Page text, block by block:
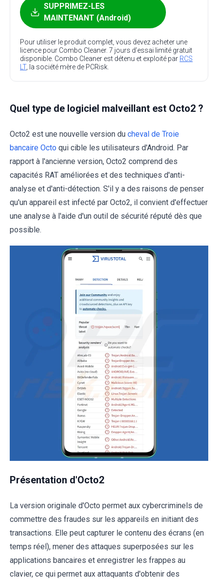
SUPPRIMEZ-LES
MAINTENANT (Android)
Pour utiliser le produit complet, vous devez acheter une
licence pour Combo Cleaner. 7 jours d’essai limité gratuit
disponible. Combo Cleaner est détenu et exploité par RCS
LT, la société mère de PCRisk.
Quel type de logiciel malveillant est Octo2 ?
Octo2 est une nouvelle version du cheval de Troie
bancaire Octo qui cible les utilisateurs d'Android. Par
rapport à l'ancienne version, Octo2 comprend des
capacités RAT améliorées et des techniques d'anti-
analyse et d'anti-détection. S'il y a des raisons de penser
qu'un appareil est infecté par Octo2, il convient d'effectuer
une analyse à l'aide d'un outil de sécurité réputé dès que
possible.
Présentation d'Octo2
La version originale d'Octo permet aux cybercriminels de
commettre des fraudes sur les appareils en initiant des
transactions. Elle peut capturer le contenu des écrans (en
temps réel), mener des attaques superposées sur les
applications bancaires et enregistrer les frappes au
clavier, ce qui permet aux attaquants d'obtenir des